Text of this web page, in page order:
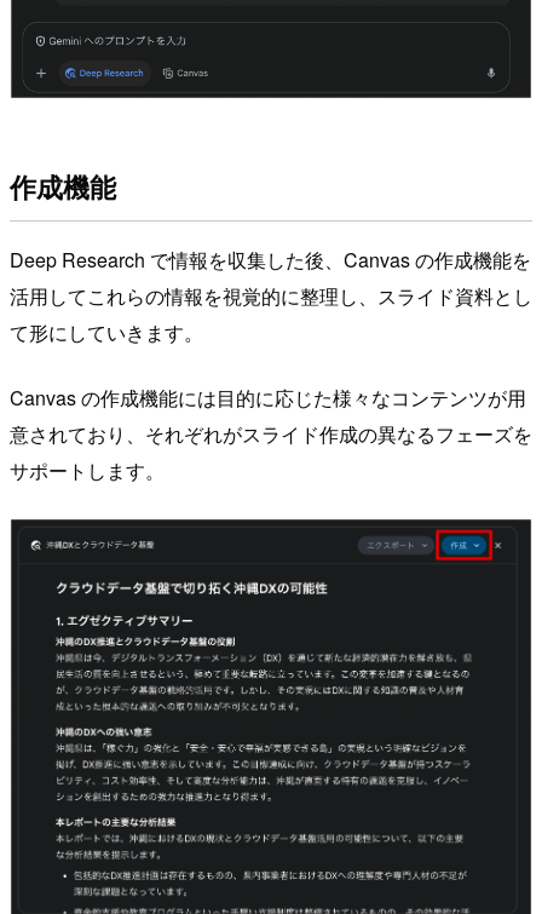
作成機能
Deep Research で情報を収集した後、Canvas の作成機能を
活用してこれらの情報を視覚的に整理し、スライド資料とし
て形にしていきます。
Canvas の作成機能には目的に応じた様々なコンテンツが用
意されており、それぞれがスライド作成の異なるフェーズを
サポートします。